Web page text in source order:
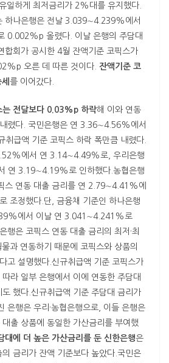
일하게 최저금리가 2%대를 유지했다.
하나은행은 전날 3.039∼4.239%에서
0.002%p 올렸다. 이날 은행의 주담대
합회가 공시한 4월 잔액기준 코픽스가
오른 데 따른 것이다. 잔액기준 코
를 이어갔다.
는 전달보다 0.03%p 하락해 이와 연동
렸다. 국민은행은 연 3.36∼4.56%에서
급액 기준 코픽스 하락 폭만큼 내렸다.
에서 연 3.14∼4.49%로, 우리은행
연 3.19∼4.19%로 인하했다.농협은행
스 연동 대출 금리를 연 2.79∼4.41%에
정했다.단, 금융채 기준인 하나은행
에서 이날 연 3.041∼4.241%로
은 코픽스 연동 대출 금리의 최저·최
과 연동하기 때문에 코픽스와 상품의
고 설명했다.신규취급액 기준 코픽스가
라 일부 은행에서 이에 연동한 주담대
했다.신규취급액 기준 주담대 금리가
은행은 우리·농협은행으로, 이들 은행은
출 상품에 동일한 가산금리를 부여했
대에 더 높은 가산금리를 둔 신한은행은
금리가 잔액 기준보다 높았다.국민은